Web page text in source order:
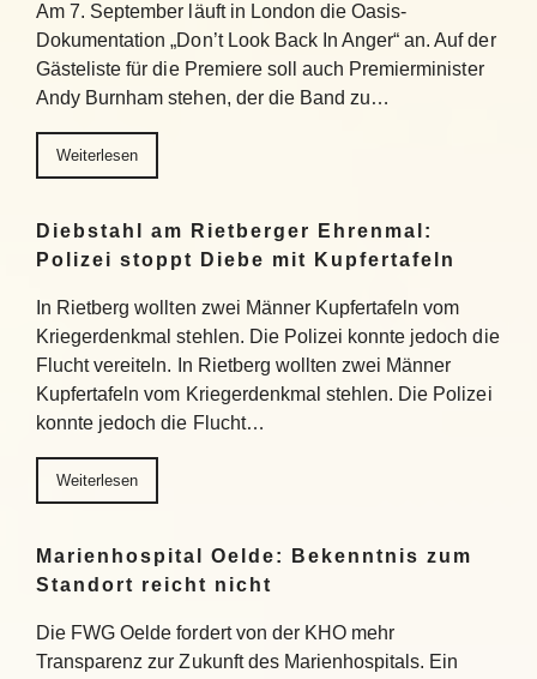
Am 7. September läuft in London die Oasis-
Dokumentation „Don’t Look Back In Anger“ an. Auf der
Gästeliste für die Premiere soll auch Premierminister
Andy Burnham stehen, der die Band zu…
Weiterlesen
Diebstahl am Rietberger Ehrenmal:
Polizei stoppt Diebe mit Kupfertafeln
In Rietberg wollten zwei Männer Kupfertafeln vom
Kriegerdenkmal stehlen. Die Polizei konnte jedoch die
Flucht vereiteln. In Rietberg wollten zwei Männer
Kupfertafeln vom Kriegerdenkmal stehlen. Die Polizei
konnte jedoch die Flucht…
Weiterlesen
Marienhospital Oelde: Bekenntnis zum
Standort reicht nicht
Die FWG Oelde fordert von der KHO mehr
Transparenz zur Zukunft des Marienhospitals. Ein